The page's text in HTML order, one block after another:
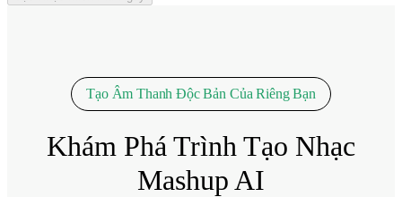
Tạo Âm Thanh Độc Bản Của Riêng Bạn
Khám Phá Trình Tạo Nhạc
Mashup AI